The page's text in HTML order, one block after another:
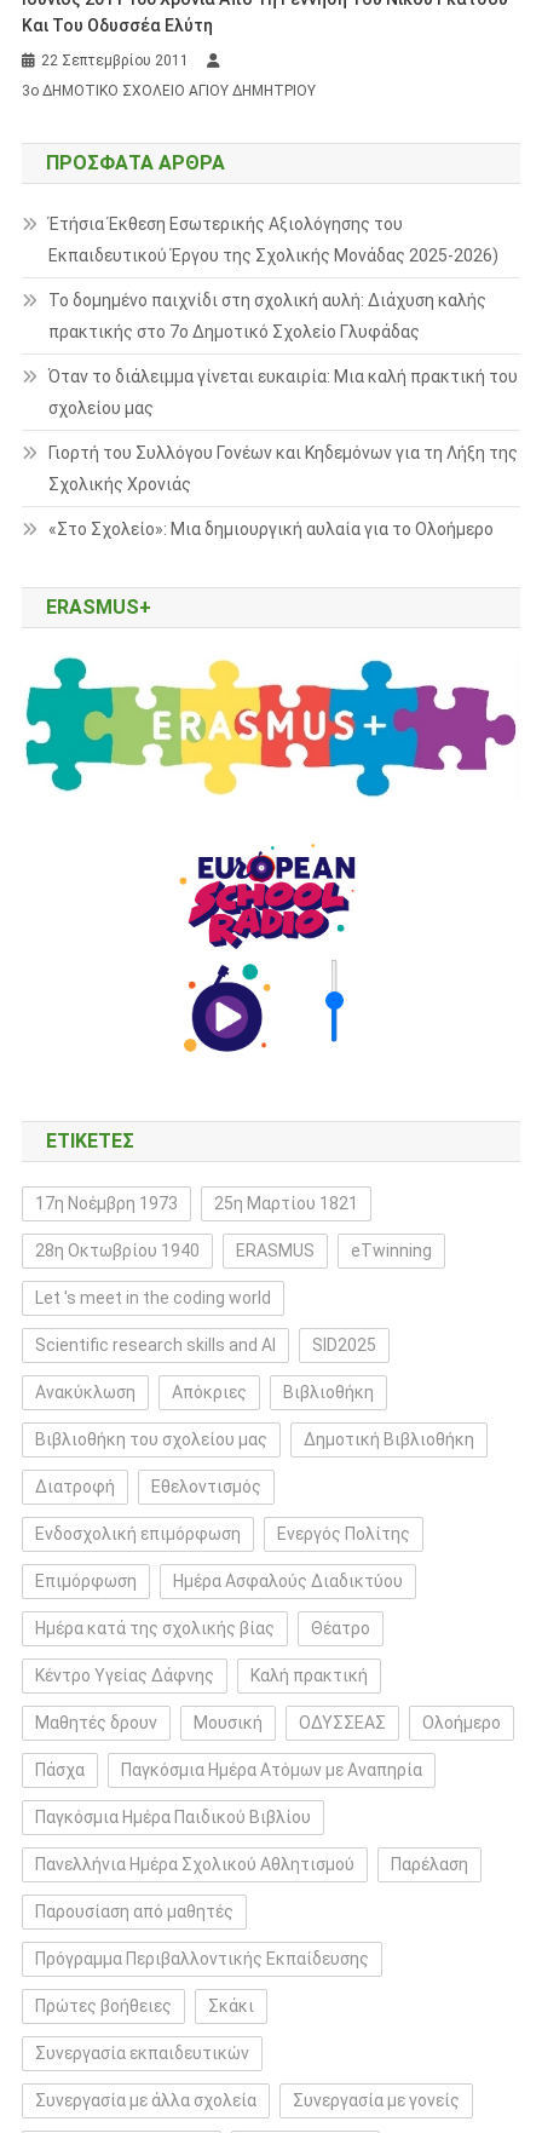
Και Του Οδυσσέα Ελύτη
22 Σεπτεμβρίου 2011
3ο ΔΗΜΟΤΙΚΟ ΣΧΟΛΕΙΟ ΑΓΙΟΥ ΔΗΜΗΤΡΙΟΥ
ΠΡΌΣΦΑΤΑ ΆΡΘΡΑ
Έτήσια Έκθεση Εσωτερικής Αξιολόγησης του
Εκπαιδευτικού Έργου της Σχολικής Μονάδας 2025-2026)
Το δομημένο παιχνίδι στη σχολική αυλή: Διάχυση καλής
πρακτικής στο 7ο Δημοτικό Σχολείο Γλυφάδας
Όταν το διάλειμμα γίνεται ευκαιρία: Μια καλή πρακτική του
σχολείου μας
Γιορτή του Συλλόγου Γονέων και Κηδεμόνων για τη Λήξη της
Σχολικής Χρονιάς
«Στο Σχολείο»: Μια δημιουργική αυλαία για το Ολοήμερο
ERASMUS+
ΕΤΙΚΈΤΕΣ
17η Νοέμβρη 1973 25η Μαρτίου 1821
28η Οκτωβρίου 1940 ERASMUS eTwinning
Let 's meet in the coding world
Scientific research skills and AI SID2025
Ανακύκλωση Απόκριες Βιβλιοθήκη
Βιβλιοθήκη του σχολείου μας Δημοτική Βιβλιοθήκη
Διατροφή Εθελοντισμός
Ενδοσχολική επιμόρφωση Ενεργός Πολίτης
Επιμόρφωση Ημέρα Ασφαλούς Διαδικτύου
Ημέρα κατά της σχολικής βίας Θέατρο
Κέντρο Υγείας Δάφνης Καλή πρακτική
Μαθητές δρουν Μουσική ΟΔΥΣΣΕΑΣ Ολοήμερο
Πάσχα Παγκόσμια Ημέρα Ατόμων με Αναπηρία
Παγκόσμια Ημέρα Παιδικού Βιβλίου
Πανελλήνια Ημέρα Σχολικού Αθλητισμού Παρέλαση
Παρουσίαση από μαθητές
Πρόγραμμα Περιβαλλοντικής Εκπαίδευσης
Πρώτες βοήθειες Σκάκι
Συνεργασία εκπαιδευτικών
Συνεργασία με άλλα σχολεία Συνεργασία με γονείς